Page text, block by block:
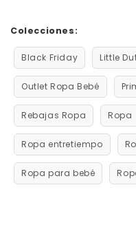
Colecciones:
Black Friday Little
Outlet Ropa Bebé
Rebajas Ropa Ropa
Ropa entretiempo
Ropa para bebé